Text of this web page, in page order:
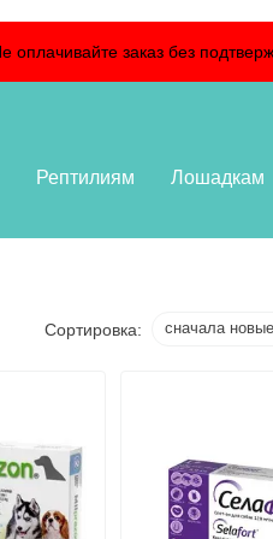
оплачивайте заказ без
Рептилиям Лошадкам
Сортировка: сначала новые